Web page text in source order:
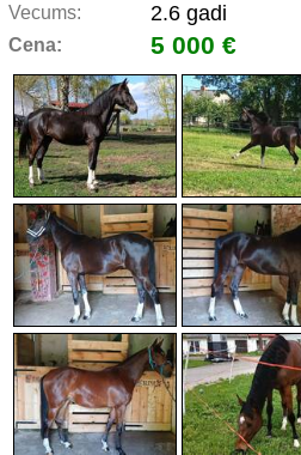
Vecums: 2.6 gadi
Cena: 5 000 €